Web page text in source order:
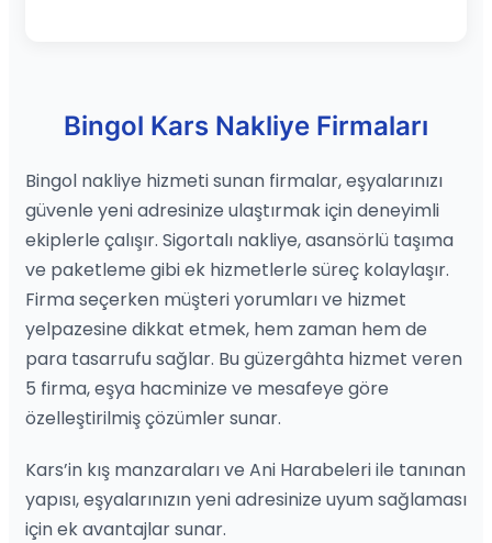
Bingol Kars Nakliye Firmaları
Bingol nakliye hizmeti sunan firmalar, eşyalarınızı
güvenle yeni adresinize ulaştırmak için deneyimli
ekiplerle çalışır. Sigortalı nakliye, asansörlü taşıma
ve paketleme gibi ek hizmetlerle süreç kolaylaşır.
Firma seçerken müşteri yorumları ve hizmet
yelpazesine dikkat etmek, hem zaman hem de
para tasarrufu sağlar. Bu güzergâhta hizmet veren
5 firma, eşya hacminize ve mesafeye göre
özelleştirilmiş çözümler sunar.
Kars’in kış manzaraları ve Ani Harabeleri ile tanınan
yapısı, eşyalarınızın yeni adresinize uyum sağlaması
için ek avantajlar sunar.